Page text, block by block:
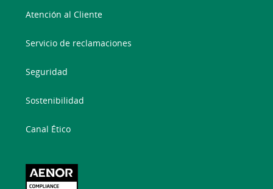
Atención al Cliente
Servicio de reclamaciones
Seguridad
Sostenibilidad
Canal Ético